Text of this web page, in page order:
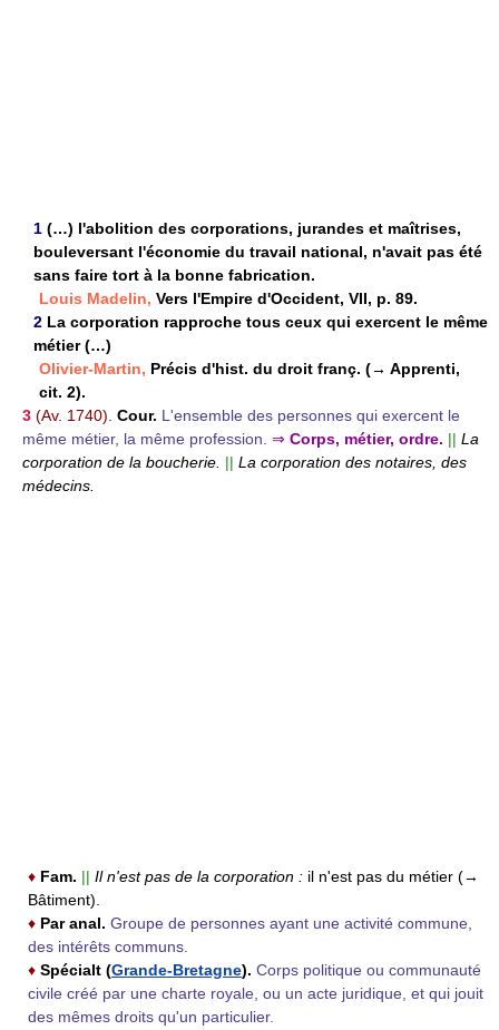
1 (…) l'abolition des corporations, jurandes et maîtrises,
bouleversant l'économie du travail national, n'avait pas été
sans faire tort à la bonne fabrication.
Louis Madelin, Vers l'Empire d'Occident, VII, p. 89.
2 La corporation rapproche tous ceux qui exercent le même
métier (…)
Olivier-Martin, Précis d'hist. du droit franç. (→ Apprenti,
cit. 2).
3 (Av. 1740). Cour. L'ensemble des personnes qui exercent le
même métier, la même profession. ⇒ Corps, métier, ordre. || La
corporation de la boucherie. || La corporation des notaires, des
médecins.
♦ Fam. || Il n'est pas de la corporation : il n'est pas du métier (→
Bâtiment).
♦ Par anal. Groupe de personnes ayant une activité commune,
des intérêts communs.
♦ Spécialt (Grande-Bretagne). Corps politique ou communauté
civile créé par une charte royale, ou un acte juridique, et qui jouit
des mêmes droits qu'un particulier.